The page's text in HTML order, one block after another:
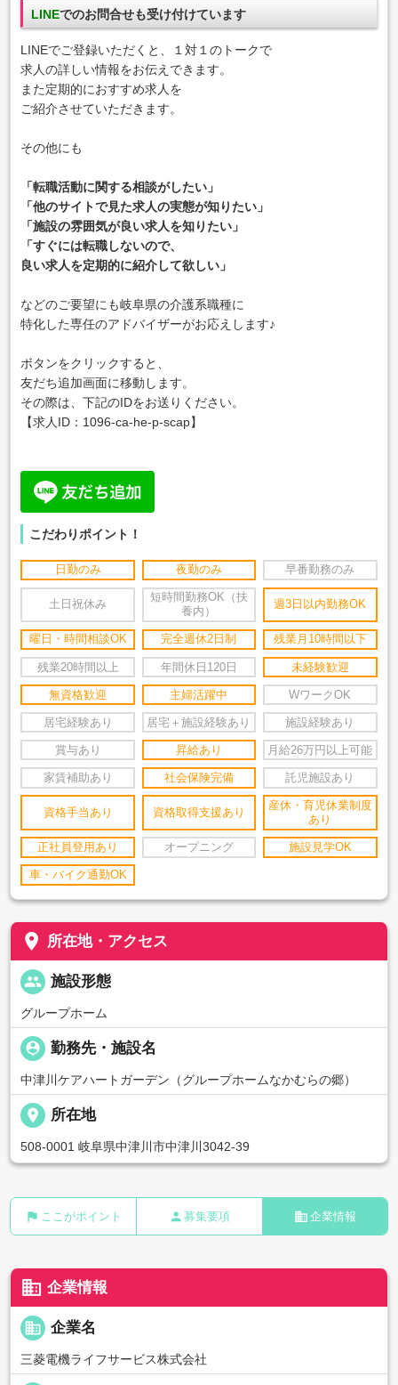
LINEでのお問合せも受け付けています
LINEでご登録いただくと、１対１のトークで
求人の詳しい情報をお伝えできます。
また定期的におすすめ求人を
ご紹介させていただきます。
その他にも
「転職活動に関する相談がしたい」
「他のサイトで見た求人の実態が知りたい」
「施設の雰囲気が良い求人を知りたい」
「すぐには転職しないので、
良い求人を定期的に紹介して欲しい」
などのご要望にも岐阜県の介護系職種に
特化した専任のアドバイザーがお応えします♪
ボタンをクリックすると、
友だち追加画面に移動します。
その際は、下記のIDをお送りください。
【求人ID： 1096-ca-he-p-scap】
こだわりポイント！
日勤のみ 夜勤のみ 早番勤務のみ
土日祝休み
短時間勤務OK（扶
養内）
週3日以内勤務OK
曜日・時間相談OK 完全週休2日制 残業月10時間以下
残業20時間以上 年間休日120日 未経験歓迎
無資格歓迎 主婦活躍中 WワークOK
居宅経験あり 居宅＋施設経験あり 施設経験あり
賞与あり 昇給あり 月給26万円以上可能
家賃補助あり 社会保険完備 託児施設あり
資格手当あり 資格取得支援あり
産休・育児休業制度
あり
正社員登用あり オープニング 施設見学OK
車・バイク通勤OK
place 所在地・アクセス
people 施設形態
グループホーム
person_pin 勤務先・施設名
中津川ケアハートガーデン（グループホームなかむらの郷）
place 所在地
508-0001 岐阜県中津川市中津川3042-39
flag ここがポイント person 募集要項 business 企業情報
business 企業情報
business 企業名
三菱電機ライフサービス株式会社